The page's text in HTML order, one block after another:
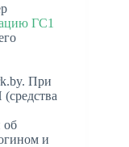
ГС1
При
об
и